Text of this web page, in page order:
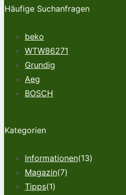
Häufige Suchanfragen
beko
WTW86271
Grundig
Aeg
BOSCH
Kategorien
Informationen(13)
Magazin(7)
Tipps(1)